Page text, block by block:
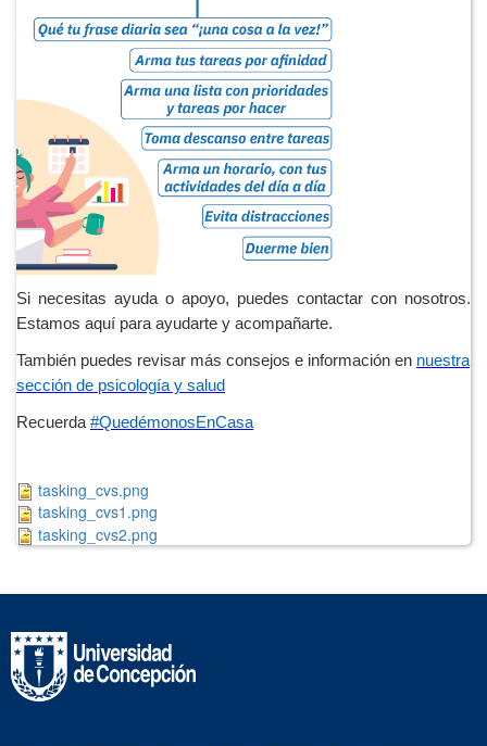
Si necesitas ayuda o apoyo, puedes contactar con nosotros.
Estamos aquí para ayudarte y acompañarte.
También puedes revisar más consejos e información en nuestra
sección de psicología y salud
Recuerda #QuedémonosEnCasa
tasking_cvs.png
tasking_cvs1.png
tasking_cvs2.png